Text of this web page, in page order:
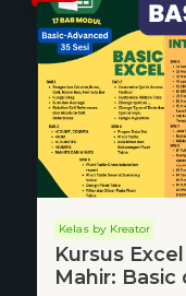
Kelas by Kreator
Kursus
Mahir: Basic